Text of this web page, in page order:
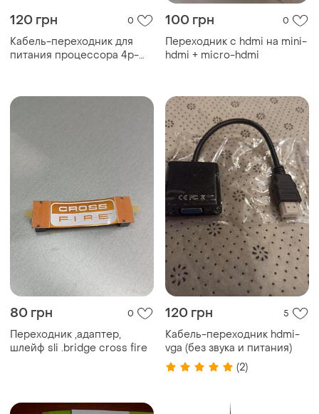
120 грн 0
Кабель-переходник для
питания процессора 4p-
100 грн 0
Переходник с hdmi на mini-
hdmi + micro-hdmi
80 грн 0
Переходник ,адаптер,
шлейф sli .bridge cross fire
120 грн 5
Кабель-переходник hdmi-
vga (без звука и питания)
(2)